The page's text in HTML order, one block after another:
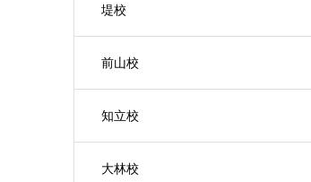
堤校
前山校
知立校
大林校